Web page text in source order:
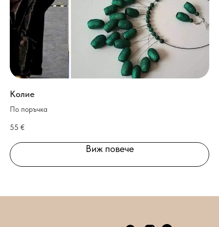
Колие
По поръчка
55 €
Виж повече